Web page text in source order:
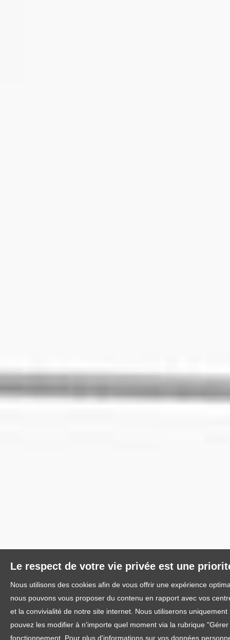
Le respect de votre vie privée est une
Nous utilisons des cookies afin de vous offrir une expérience
nous pouvons vous proposer du contenu en rapport avec vos
et la convivialité de notre site internet. Nous utiliserons
pouvez les modifier à n'importe quel moment via la rubrique
fonctionnement. Pour plus d'informations sur vos données